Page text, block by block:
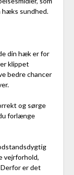
hæks sundhed.
din hæk er for
klippet
bedre chancer
og sørge
forlænge
vejrforhold,
er det